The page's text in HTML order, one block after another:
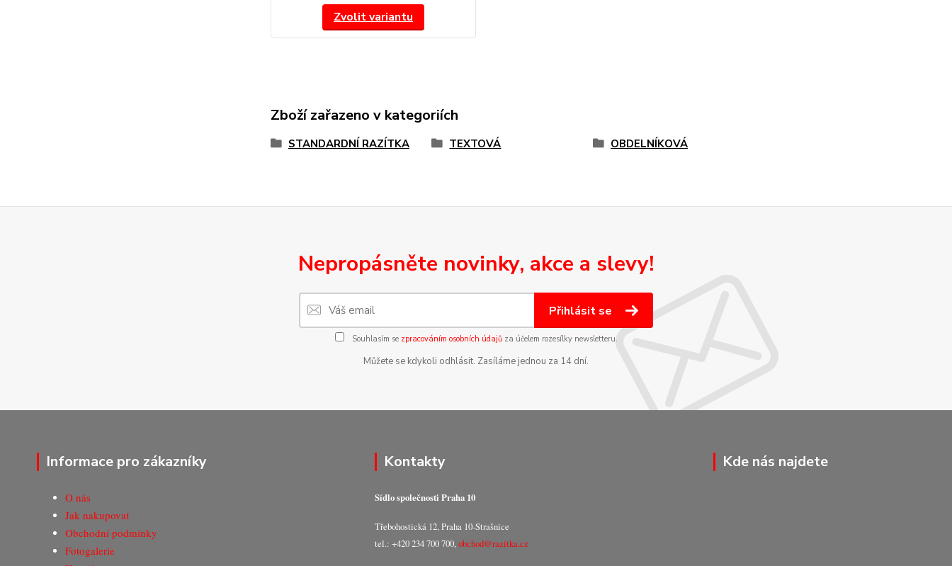
Zvolit variantu
Zboží zařazeno v kategoriích
STANDARDNÍ RAZÍTKA TEXTOVÁ OBDELNÍKOVÁ
Nepropásněte novinky, akce a slevy!
Přihlásit se
Souhlasím se zpracováním osobních údajůza účelem rozesílky newsletteru.
Můžete se kdykoli odhlásit. Zasíláme jednou za 14 dní.
Informace pro zákazníky
O nás
Jak nakupovat
Obchodní podmínky
Fotogalerie
Kontakty
Sídlo společnosti Praha 10
Třebohostická 12, Praha 10-Strašnice
tel.: +420 234 700 700,obchod@razitka.cz
Kde nás najdete